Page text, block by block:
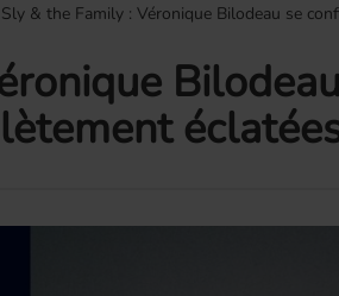
Sly & the Family : Véronique Bilodeau se